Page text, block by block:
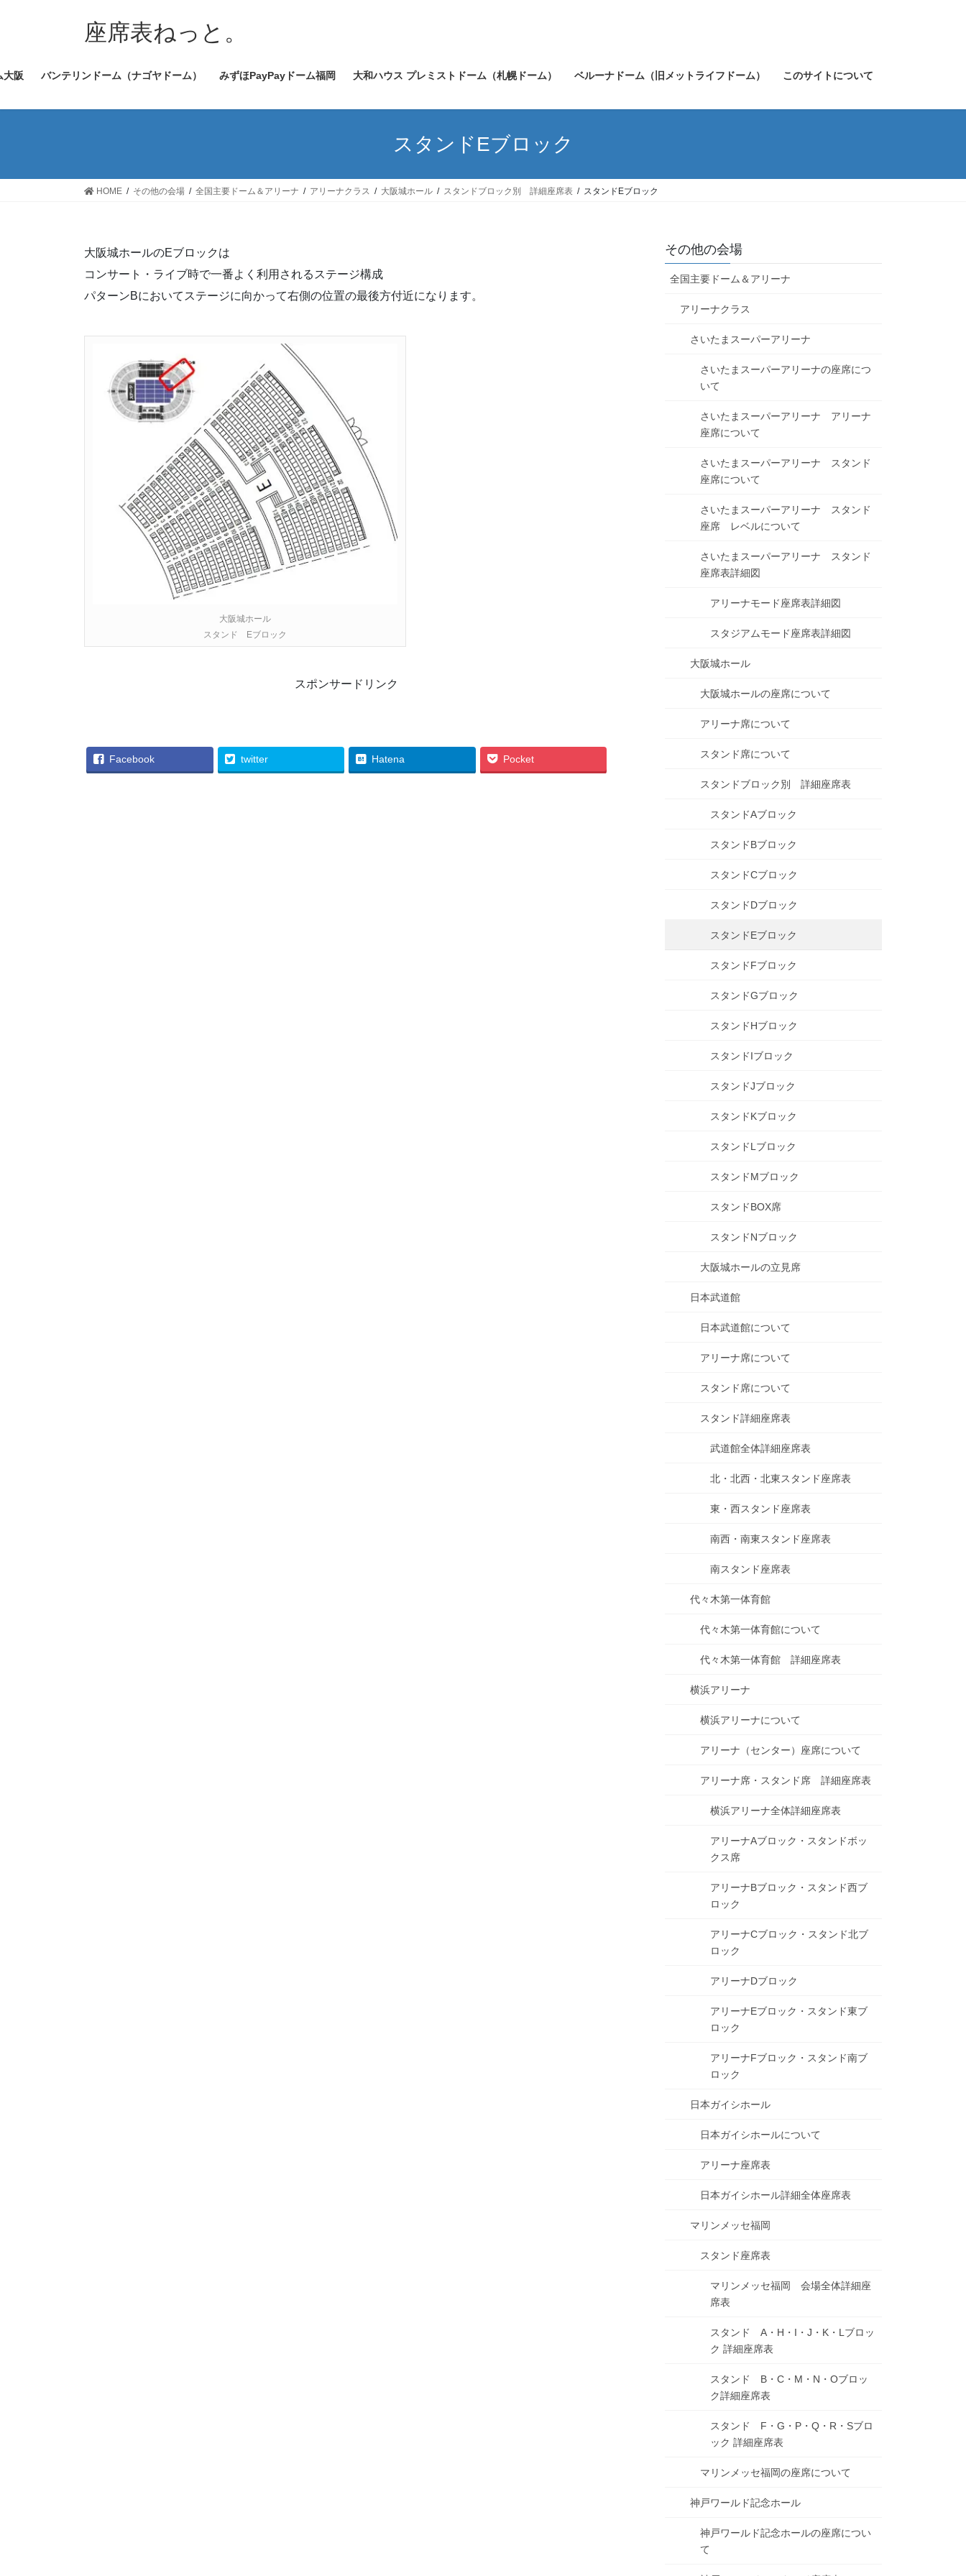
ツ
ス
シ
ン
座席表ねっと。
大阪 バンテリンドーム（ナゴヤドーム） みずほPayPayドーム福岡 大和ハウス プレミストドーム（札幌ドーム） ベルーナドーム（旧メットライフドーム） このサイトについて
スタンドEブロック
HOME その他の会場 全国主要ドーム＆アリーナ アリーナクラス 大阪城ホール スタンドブロック別 詳細座席表 スタンドEブロック
大阪城ホールのEブロックは
コンサート・ライブ時で一番よく利用されるステージ構成
パターンBにおいてステージに向かって右側の位置の最後方付近になります。
大阪城ホール
スタンド Eブロック
スポンサードリンク
Facebook twitter Hatena Pocket
その他の会場
全国主要ドーム＆アリーナ
アリーナクラス
さいたまスーパーアリーナ
さいたまスーパーアリーナの座席につ
いて
さいたまスーパーアリーナ アリーナ
座席について
さいたまスーパーアリーナ スタンド
座席について
さいたまスーパーアリーナ スタンド
座席 レベルについて
さいたまスーパーアリーナ スタンド
座席表詳細図
アリーナモード座席表詳細図
スタジアムモード座席表詳細図
大阪城ホール
大阪城ホールの座席について
アリーナ席について
スタンド席について
スタンドブロック別 詳細座席表
スタンドAブロック
スタンドBブロック
スタンドCブロック
スタンドDブロック
スタンドEブロック
スタンドFブロック
スタンドGブロック
スタンドHブロック
スタンドIブロック
スタンドJブロック
スタンドKブロック
スタンドLブロック
スタンドMブロック
スタンドBOX席
スタンドNブロック
大阪城ホールの立見席
日本武道館
日本武道館について
アリーナ席について
スタンド席について
スタンド詳細座席表
武道館全体詳細座席表
北・北西・北東スタンド座席表
東・西スタンド座席表
南西・南東スタンド座席表
南スタンド座席表
代々木第一体育館
代々木第一体育館について
代々木第一体育館 詳細座席表
横浜アリーナ
横浜アリーナについて
アリーナ（センター）座席について
アリーナ席・スタンド席 詳細座席表
横浜アリーナ全体詳細座席表
アリーナAブロック・スタンドボッ
クス席
アリーナBブロック・スタンド西ブ
ロック
アリーナCブロック・スタンド北ブ
ロック
アリーナDブロック
アリーナEブロック・スタンド東ブ
ロック
アリーナFブロック・スタンド南ブ
ロック
日本ガイシホール
日本ガイシホールについて
アリーナ座席表
日本ガイシホール詳細全体座席表
マリンメッセ福岡
スタンド座席表
マリンメッセ福岡 会場全体詳細座
席表
スタンド A・H・I・J・K・Lブロッ
ク 詳細座席表
スタンド B・C・M・N・Oブロッ
ク詳細座席表
スタンド F・G・P・Q・R・Sブロ
ック 詳細座席表
マリンメッセ福岡の座席について
神戸ワールド記念ホール
神戸ワールド記念ホールの座席につい
て